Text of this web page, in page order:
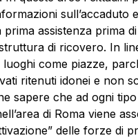
sull’accaduto
assistenza prima
di ricovero. In
come piazze,
ritenuti idonei e non
sapere che ad ogni
di Roma viene
delle forze di